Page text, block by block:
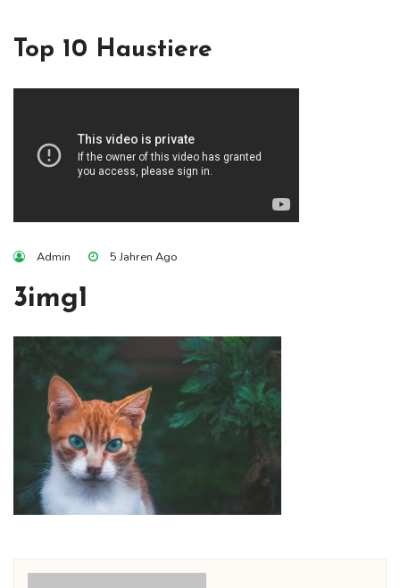
Admin 5 Jahren Ago
3img1
Top 10 Haustiere